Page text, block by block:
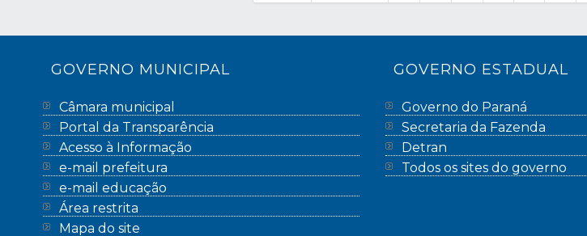
GOVERNO MUNICIPAL
Câmara municipal
Portal da Transparência
Acesso à Informação
e-mail prefeitura
e-mail educação
Área restrita
Mapa do site
GOVERNO ESTADUAL
Governo do Paraná
Secretaria da Fazenda
Detran
Todos os sites do governo